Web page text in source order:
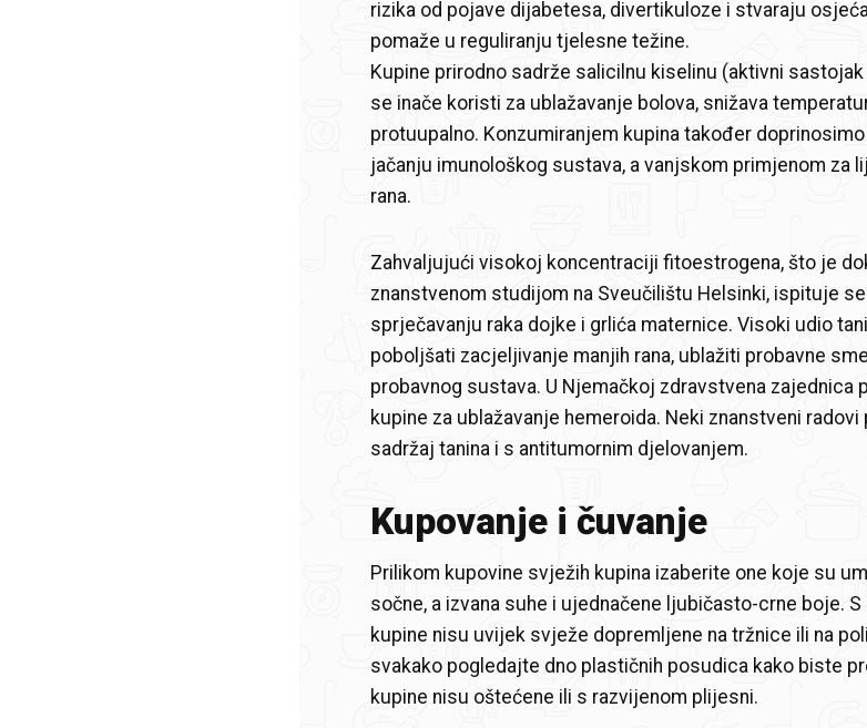
rizika od pojave dijabetesa, divertikuloze i stvaraju
pomaže u reguliranju tjelesne težine.
Kupine prirodno sadrže salicilnu kiselinu (aktivni
se inače koristi za ublažavanje bolova, snižava
protuupalno. Konzumiranjem kupina također
jačanju imunološkog sustava, a vanjskom primjenom za
rana.
Zahvaljujući visokoj koncentraciji fitoestrogena, što je
znanstvenom studijom na Sveučilištu Helsinki, ispituje
sprječavanju raka dojke i grlića maternice. Visoki udio
poboljšati zacjeljivanje manjih rana, ublažiti probavne
probavnog sustava. U Njemačkoj zdravstvena zajednica
kupine za ublažavanje hemeroida. Neki znanstveni radovi
sadržaj tanina i s antitumornim djelovanjem.
Kupovanje i čuvanje
Prilikom kupovine svježih kupina izaberite one koje su
sočne, a izvana suhe i ujednačene ljubičasto-crne boje.
kupine nisu uvijek svježe dopremljene na tržnice ili na
svakako pogledajte dno plastičnih posudica kako biste
kupine nisu oštećene ili s razvijenom plijesni.